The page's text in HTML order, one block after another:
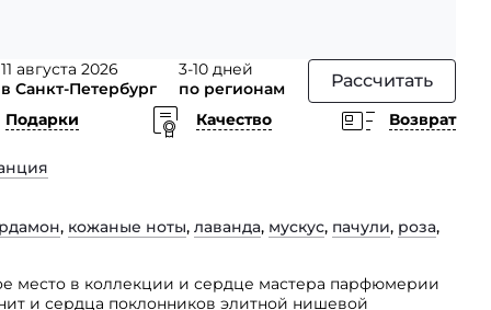
11 августа 2026
в Санкт-Петербург
3-10 дней
по регионам
Рассчитать
Подарки Качество
Возврат
, кожаные ноты, лаванда, мускус, пачули, роза,
место в коллекции и сердце мастера парфюмерии
и сердца поклонников элитной нишевой